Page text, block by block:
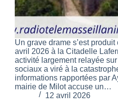
Un grave drame s’est produit
avril 2026 à la Citadelle
activité largement relayée
sociaux a viré à la
informations rapportées par
mairie de Milot accuse un…
12 avril 2026